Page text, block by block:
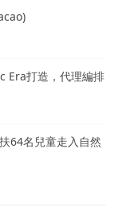
Era打造，代理編排
64名兒童走入自然